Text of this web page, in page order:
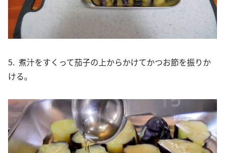
5. 煮汁をすくって茄子の上からかけてかつお節を振りか
ける。